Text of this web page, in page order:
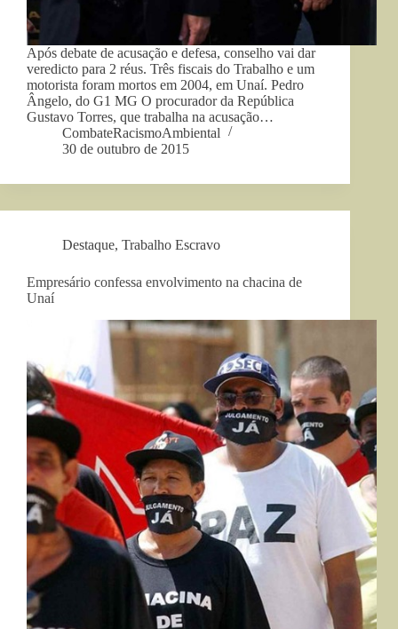
Após debate de acusação e defesa, conselho vai dar
veredicto para 2 réus. Três fiscais do Trabalho e um
motorista foram mortos em 2004, em Unaí. Pedro
Ângelo, do G1 MG O procurador da República
Gustavo Torres, que trabalha na acusação…
CombateRacismoAmbiental
30 de outubro de 2015
Destaque, Trabalho Escravo
Empresário confessa envolvimento na chacina de
Unaí